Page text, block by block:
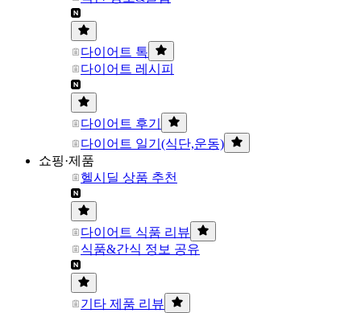
다이어트 톡
다이어트 레시피
다이어트 후기
다이어트 일기(식단,운동)
쇼핑·제품
헬시딜 상품 추천
다이어트 식품 리뷰
식품&간식 정보 공유
기타 제품 리뷰